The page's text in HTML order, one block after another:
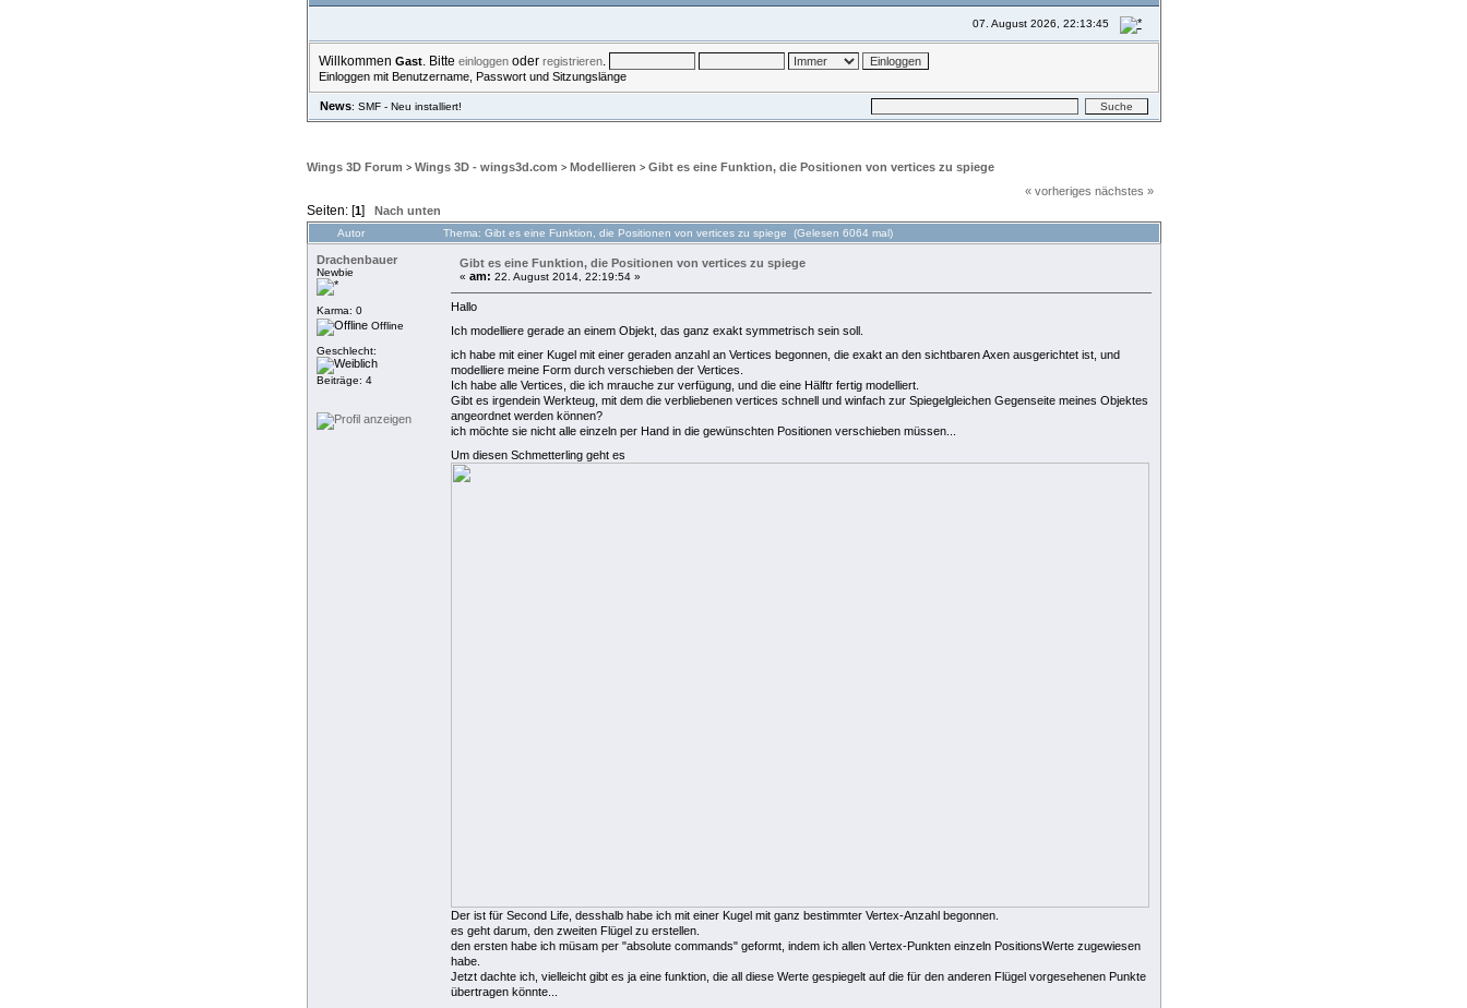
07. August 2026, 22:13:45
Willkommen Gast. Bitte einloggenoder registrieren.
Einloggen mit Benutzername, Passwort und Sitzungslänge
News: SMF - Neu installiert!
Wings 3D Forum > Wings 3D - wings3d.com > Modellieren > Gibt es eine Funktion, die Positionen von vertices zu spiege
Seiten: [1] Nach unten
« vorheriges nächstes »
Autor Thema: Gibt es eine Funktion, die Positionen von vertices zu spiege (Gelesen 6064 mal)
Drachenbauer
Newbie
Karma: 0
Offline
Geschlecht:
Beiträge: 4
Gibt es eine Funktion, die Positionen von vertices zu spiege
« am: 22. August 2014, 22:19:54 »
Hallo
Ich modelliere gerade an einem Objekt, das ganz exakt symmetrisch sein soll.
ich habe mit einer Kugel mit einer geraden anzahl an Vertices begonnen, die exakt an den sichtbaren Axen ausgerichtet ist, und
modelliere meine Form durch verschieben der Vertices.
Ich habe alle Vertices, die ich mrauche zur verfügung, und die eine Hälftr fertig modelliert.
Gibt es irgendein Werkteug, mit dem die verbliebenen vertices schnell und winfach zur Spiegelgleichen Gegenseite meines Objektes
angeordnet werden können?
ich möchte sie nicht alle einzeln per Hand in die gewünschten Positionen verschieben müssen...
Um diesen Schmetterling geht es
Der ist für Second Life, desshalb habe ich mit einer Kugel mit ganz bestimmter Vertex-Anzahl begonnen.
es geht darum, den zweiten Flügel zu erstellen.
den ersten habe ich müsam per "absolute commands" geformt, indem ich allen Vertex-Punkten einzeln PositionsWerte zugewiesen
habe.
Jetzt dachte ich, vielleicht gibt es ja eine funktion, die all diese Werte gespiegelt auf die für den anderen Flügel vorgesehenen Punkte
übertragen könnte...